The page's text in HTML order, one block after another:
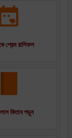
প্রেম রাশিফল
লাল কিতাব পড়ুন